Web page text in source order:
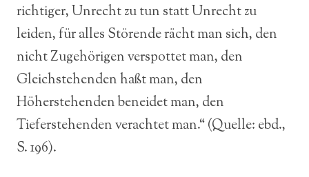
richtiger, Unrecht zu tun statt Unrecht zu
leiden, für alles Störende rächt man sich, den
nicht Zugehörigen verspottet man, den
Gleichstehenden haßt man, den
Höherstehenden beneidet man, den
Tieferstehenden verachtet man.“ (Quelle: ebd.,
S. 196).